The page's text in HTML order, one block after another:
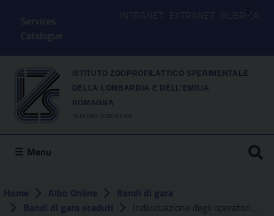
⋮
Services
Catalogue
INTRANET EXTRANET RUBRICA
ISTITUTO ZOOPROFILATTICO SPERIMENTALE
DELLA LOMBARDIA E DELL'EMILIA
ROMAGNA
"BRUNO UBERTINI"
Menu
Home Albo Online
Bandi di gara
Bandi di gara scaduti
Individuazione degli operatori economici da invitare alla procedura negoziata senza previa pubblicazione del bando ai sensi dell’art. 50, comma 1, lettera c) del d.lgs. 36/2023 e ss.mm.ii., per l’affidamento dell’appalto dei lavori inerenti gli interventi di ridistribuzione e riqualificazione degli spazi interni della sede territoriale di parma dell’izsler cup: e96g21000250005 – cig: b9b5f8b2a8 – avviso operatori economici non selezionati